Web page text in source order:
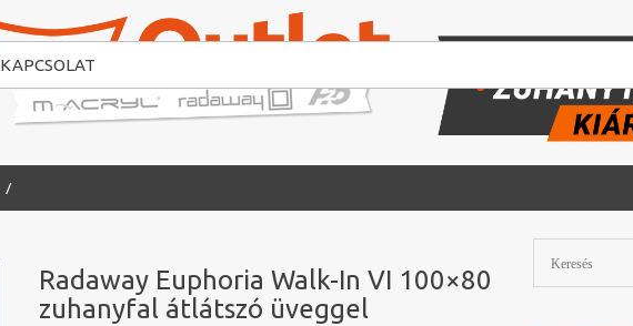
KAPCSOLAT
Radaway Euphoria Walk-In VI 100×80
zuhanyfal átlátszó üveggel